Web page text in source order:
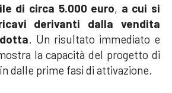
di circa 5.000 euro, a cui si
derivanti dalla vendita
. Un risultato immediato e
la capacità del progetto di
dalle prime fasi di attivazione.